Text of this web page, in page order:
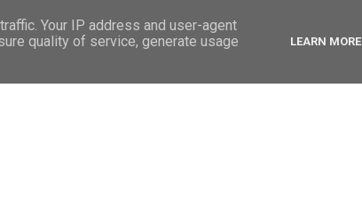
Your IP address and user-agent
quality of service, generate usage
LEARN MORE